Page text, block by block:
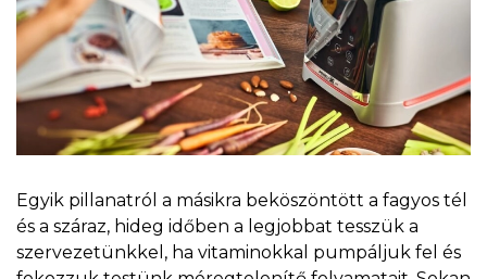
Egyik pillanatról a másikra beköszöntött a fagyos tél
és a száraz, hideg időben a legjobbat tesszük a
szervezetünkkel, ha vitaminokkal pumpáljuk fel és